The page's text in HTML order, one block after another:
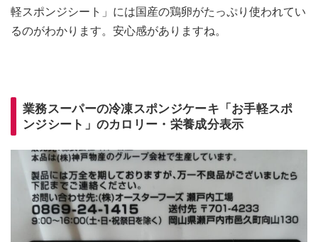
軽スポンジシート」には国産の鶏卵がたっぷり使われてい
るのがわかります。安心感がありますね。
業務スーパーの冷凍スポンジケーキ「お手軽スポ
ンジシート」のカロリー・栄養成分表示